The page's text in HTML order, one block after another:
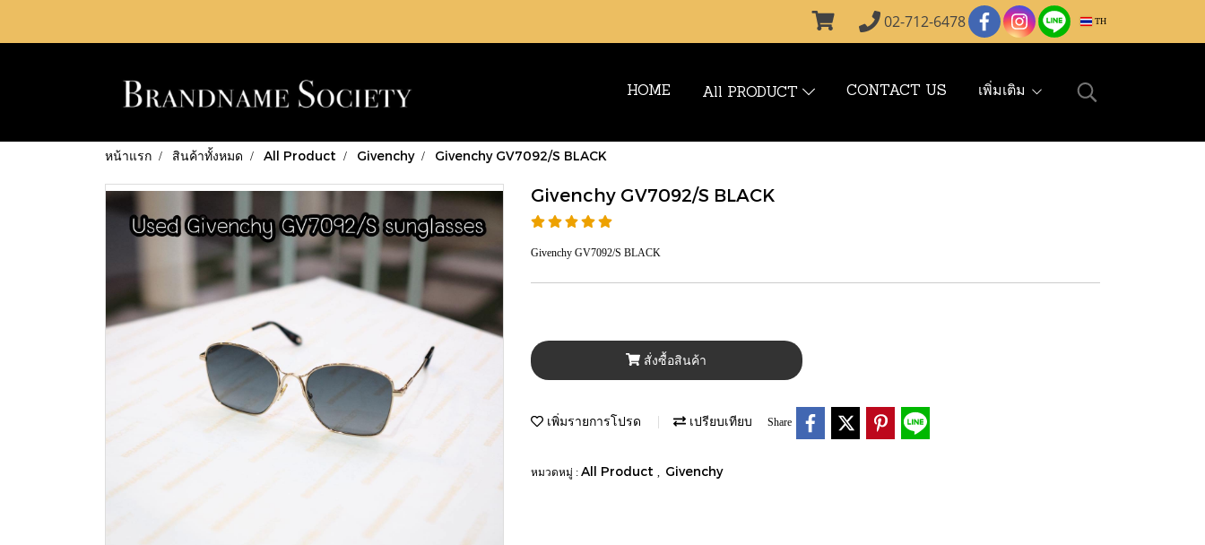
02-712-6478 TH
HOME All PRODUCT CONTACT US เพิ่มเติม
หน้าแรก สินค้าทั้งหมด All Product Givenchy Givenchy GV7092/S BLACK
Givenchy GV7092/S BLACK
Givenchy GV7092/S BLACK
สั่งซื้อสินค้า
เพิ่มรายการโปรด เปรียบเทียบ Share
หมวดหมู่ : All Product Givenchy